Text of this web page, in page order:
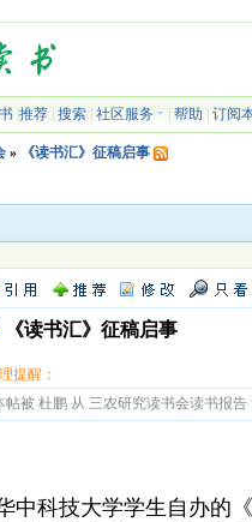
| 推荐| 搜索| 社区服务 帮助 订阅
» 《读书汇》征稿启事
《读书汇》征稿启事
提醒：
帖被 杜鹏 从 三农研究读书会读书报
中科技大学学生自办的